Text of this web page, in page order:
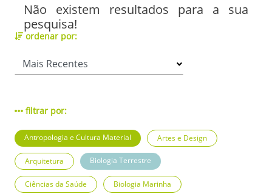
Não existem resultados para a sua
pesquisa!
ordenar por:
filtrar por:
Antropologia e Cultura Material Artes e Design
Arquitetura Biologia Terrestre
Ciências da Saúde Biologia Marinha